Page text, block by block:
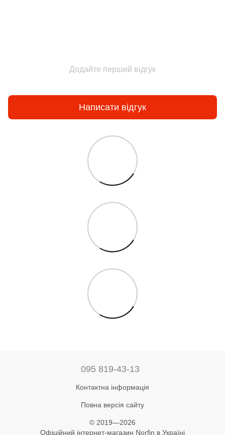
Додайте перший відгук
Написати відгук
095 819-43-13
Контактна інформація
Повна версія сайту
© 2019—2026
Офіційний інтернет-магазин Norfin в Україні